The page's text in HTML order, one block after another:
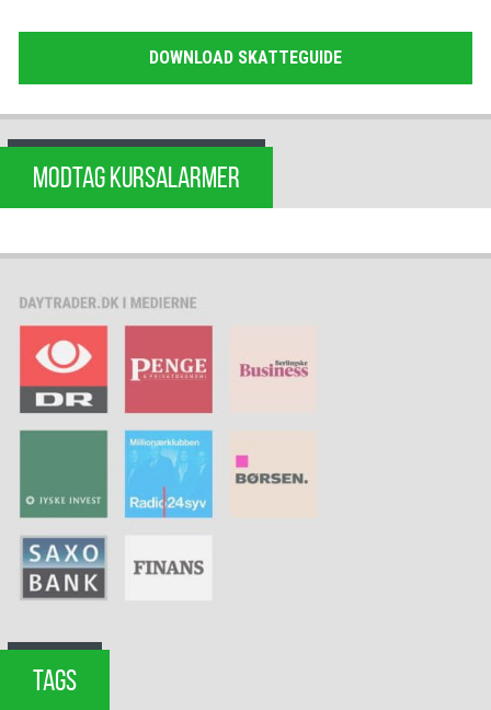
DOWNLOAD SKATTEGUIDE
MODTAG KURSALARMER
TAGS